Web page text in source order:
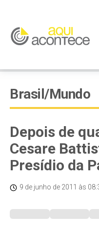
Brasil/Mundo
Depois de
Cesare
Presídio da
9 de junho de 2011 às